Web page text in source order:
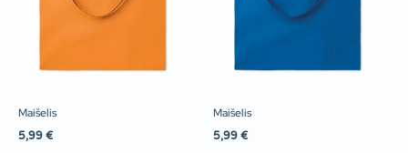
Maišelis
5,99 €
Maišelis
5,99 €